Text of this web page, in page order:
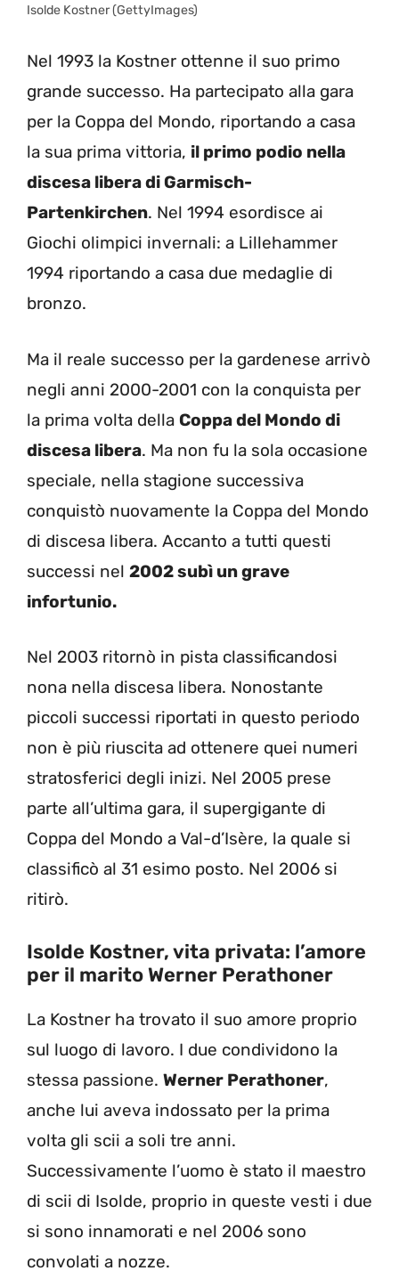
Isolde Kostner (GettyImages)
Nel 1993 la Kostner ottenne il suo primo
grande successo. Ha partecipato alla gara
per la Coppa del Mondo, riportando a casa
la sua prima vittoria, il primo podio nella
discesa libera di Garmisch-
Partenkirchen. Nel 1994 esordisce ai
Giochi olimpici invernali: a Lillehammer
1994 riportando a casa due medaglie di
bronzo.
Ma il reale successo per la gardenese arrivò
negli anni 2000-2001 con la conquista per
la prima volta della Coppa del Mondo di
discesa libera. Ma non fu la sola occasione
speciale, nella stagione successiva
conquistò nuovamente la Coppa del Mondo
di discesa libera. Accanto a tutti questi
successi nel 2002 subì un grave
infortunio.
Nel 2003 ritornò in pista classificandosi
nona nella discesa libera. Nonostante
piccoli successi riportati in questo periodo
non è più riuscita ad ottenere quei numeri
stratosferici degli inizi. Nel 2005 prese
parte all’ultima gara, il supergigante di
Coppa del Mondo a Val-d’Isère, la quale si
classificò al 31 esimo posto. Nel 2006 si
ritirò.
Isolde Kostner, vita privata: l’amore
per il marito Werner Perathoner
La Kostner ha trovato il suo amore proprio
sul luogo di lavoro. I due condividono la
stessa passione. Werner Perathoner,
anche lui aveva indossato per la prima
volta gli scii a soli tre anni.
Successivamente l’uomo è stato il maestro
di scii di Isolde, proprio in queste vesti i due
si sono innamorati e nel 2006 sono
convolati a nozze.